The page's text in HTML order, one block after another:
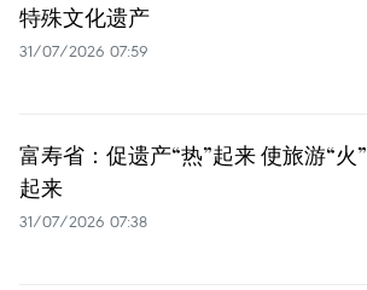
特殊文化遗产
31/07/2026 07:59
富寿省：促遗产“热”起来 使旅游“火”
起来
31/07/2026 07:38